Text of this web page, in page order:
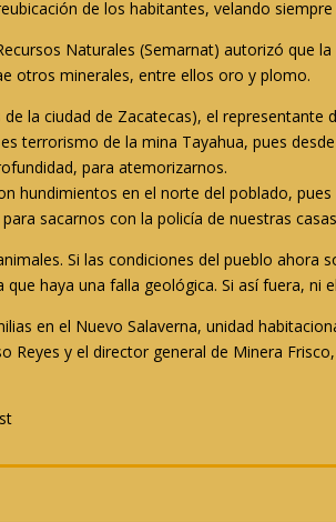
de los habitantes, velando
Naturales (Semarnat) autorizó que
otros minerales, entre ellos oro y plomo.
la ciudad de Zacatecas), el representante
terrorismo de la mina Tayahua, pues
para atemorizarnos.
hundimientos en el norte del poblado,
sacarnos con la policía de nuestras
Si las condiciones del pueblo ahora
haya una falla geológica. Si así fuera, ni
en el Nuevo Salaverna, unidad
Reyes y el director general de Minera